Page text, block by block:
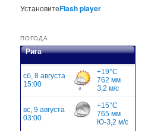
УстановитеFlash player
ПОГОДА
Рига